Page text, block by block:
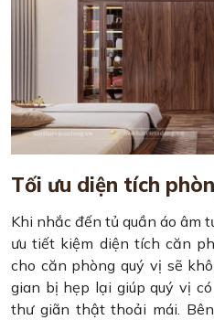
Tối ưu diện tích
Khi nhắc đến tủ quần áo âm
ưu tiết kiệm diện tích căn
cho căn phòng quý vị sẽ
gian bị hẹp lại giúp quý vị
thư giãn thật thoải mái.